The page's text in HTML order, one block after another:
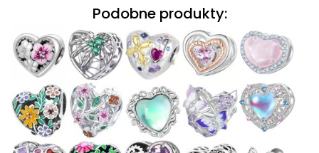
Podobne produkty: